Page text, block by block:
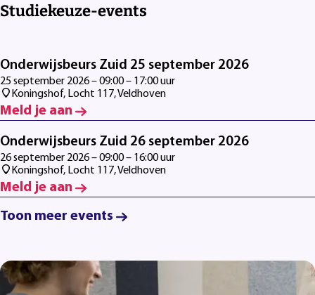
Studiekeuze-events
Onderwijsbeurs Zuid 25 september 2026
25 september 2026 – 09:00 – 17:00 uur
Koningshof, Locht 117, Veldhoven
Meld je aan
Onderwijsbeurs Zuid 26 september 2026
26 september 2026 – 09:00 – 16:00 uur
Koningshof, Locht 117, Veldhoven
Meld je aan
Toon meer events